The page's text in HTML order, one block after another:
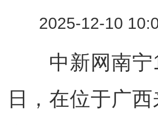
2025-12-10
中新网南宁
日，在位于广